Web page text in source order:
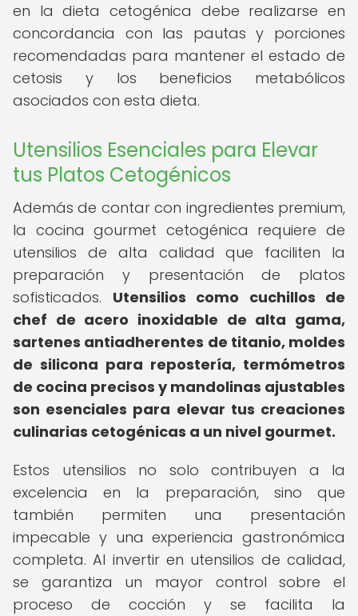
en la dieta cetogénica debe realizarse en
concordancia con las pautas y porciones
recomendadas para mantener el estado de
cetosis y los beneficios metabólicos
asociados con esta dieta.
Utensilios Esenciales para Elevar
tus Platos Cetogénicos
Además de contar con ingredientes premium,
la cocina gourmet cetogénica requiere de
utensilios de alta calidad que faciliten la
preparación y presentación de platos
sofisticados. Utensilios como cuchillos de
chef de acero inoxidable de alta gama,
sartenes antiadherentes de titanio, moldes
de silicona para repostería, termómetros
de cocina precisos y mandolinas ajustables
son esenciales para elevar tus creaciones
culinarias cetogénicas a un nivel gourmet.
Estos utensilios no solo contribuyen a la
excelencia en la preparación, sino que
también permiten una presentación
impecable y una experiencia gastronómica
completa. Al invertir en utensilios de calidad,
se garantiza un mayor control sobre el
proceso de cocción y se facilita la